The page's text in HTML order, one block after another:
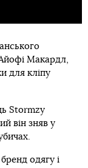
Макардл,
для кліпу
Stormzy
він зняв у
одягу і